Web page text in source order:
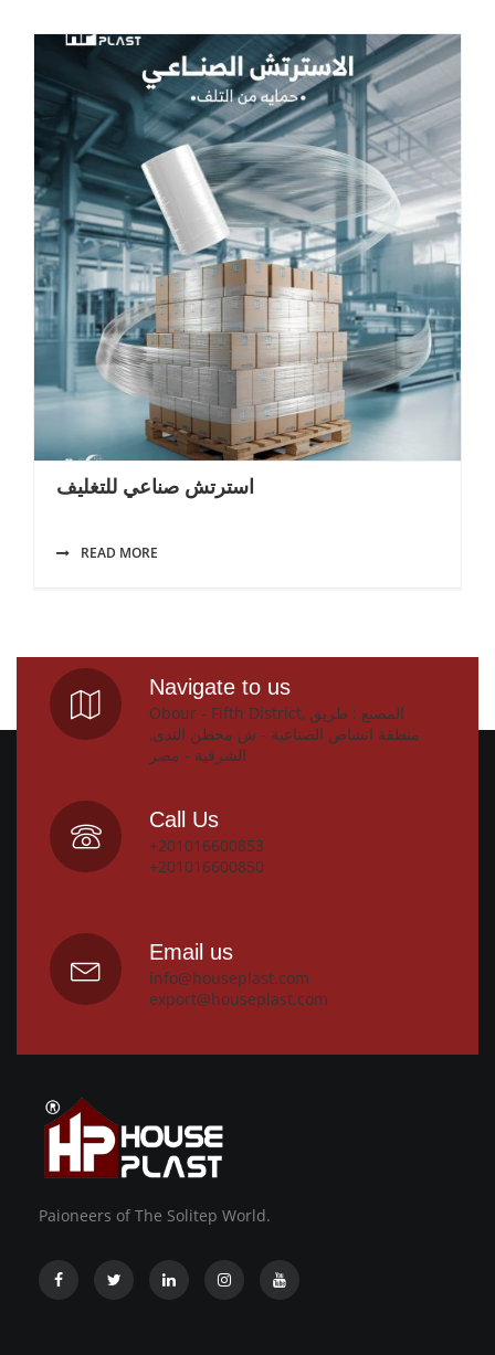
استرتش صناعي للتغليف
READ MORE
Navigate to us
Obour - Fifth District, المصنع : طريق
منطقة انشاص الصناعية - ش محطن الندى,
الشرقية - مصر
Call Us
+201016600853
+201016600850
Email us
info@houseplast.com
export@houseplast.com
Paioneers of The Solitep World.